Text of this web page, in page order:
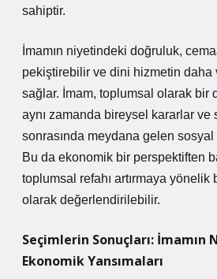
sahiptir.
İmamın niyetindeki doğruluk,
pekiştirebilir ve dini hizmetin daha
sağlar. İmam, toplumsal olarak bir
aynı zamanda bireysel kararlar ve
sonrasında meydana gelen sosyal
Bu da ekonomik bir perspektiften
toplumsal refahı artırmaya yönelik
olarak değerlendirilebilir.
Seçimlerin Sonuçları: İmamın
Ekonomik Yansımaları